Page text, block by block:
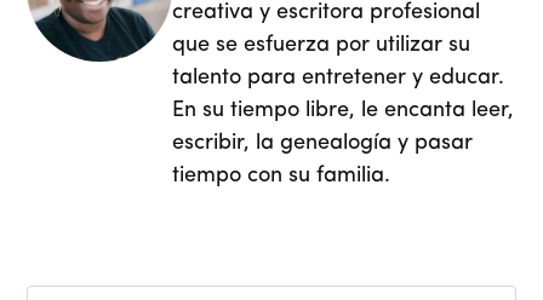
creativa y escritora profesional
que se esfuerza por utilizar su
talento para entretener y educar.
En su tiempo libre, le encanta leer,
escribir, la genealogía y pasar
tiempo con su familia.